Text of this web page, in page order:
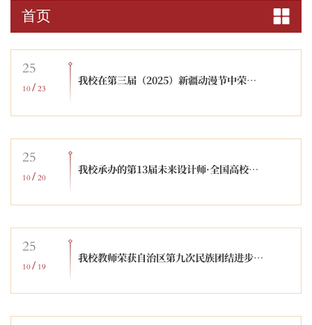
首页
25
10/ 23
我校在第三届（2025）新疆动漫节中荣获多项佳绩
25
10/ 20
我校承办的第13届未来设计师·全国高校数字艺术设计大赛·产教融合赛道·AIGC实践挑战赛决赛（新疆赛区）圆满落幕
25
10/ 19
我校教师荣获自治区第九次民族团结进步模范个人称号